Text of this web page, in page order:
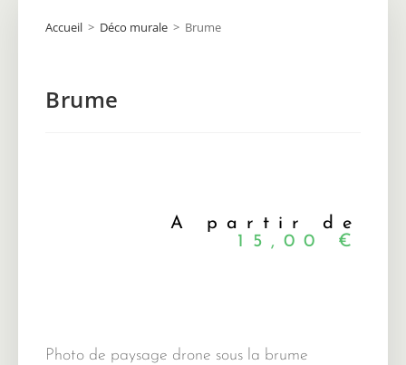
Accueil > Déco murale > Brume
Brume
A partir de
15,00 €
Photo de paysage drone sous la brume